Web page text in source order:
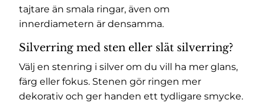
tajtare än smala ringar, även om
innerdiametern är densamma.
Silverring med sten eller slät silverring?
Välj en stenring i silver om du vill ha mer glans,
färg eller fokus. Stenen gör ringen mer
dekorativ och ger handen ett tydligare smycke.